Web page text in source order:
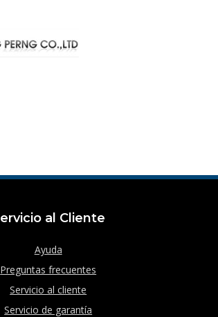
al Cliente
Ayuda
Preguntas frecuentes
Servicio al cliente
Servicio de garantía